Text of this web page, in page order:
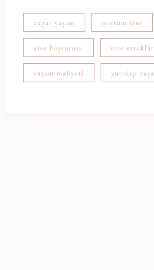
expat yaşam oturum izni
vize başvurusu vize
yaşam maliyeti yurtdışı